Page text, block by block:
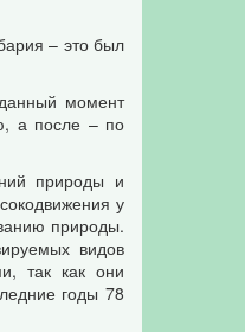
– это был
момент
а после – по
природы и
у
природы.
видов
так как они
годы 78